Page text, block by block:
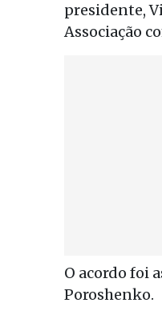
presidente,
Associação
O acordo foi
Poroshenko.